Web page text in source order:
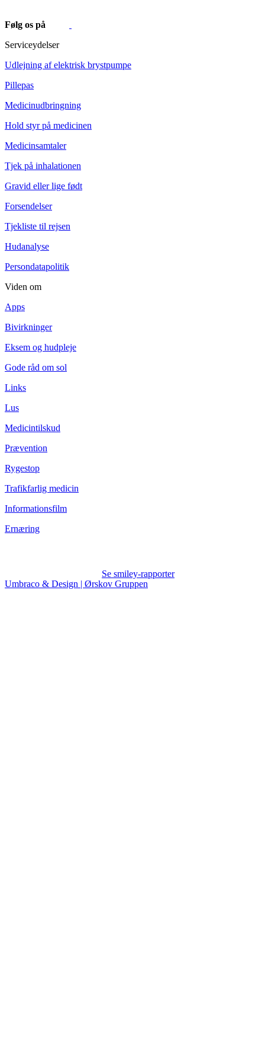
Følg os på
Serviceydelser
Udlejning af elektrisk brystpumpe
Pillepas
Medicinudbringning
Hold styr på medicinen
Medicinsamtaler
Tjek på inhalationen
Gravid eller lige født
Forsendelser
Tjekliste til rejsen
Hudanalyse
Persondatapolitik
Viden om
Apps
Bivirkninger
Eksem og hudpleje
Gode råd om sol
Links
Lus
Medicintilskud
Prævention
Rygestop
Trafikfarlig medicin
Informationsfilm
Ernæring
Se smiley-rapporter
Umbraco & Design | Ørskov Gruppen